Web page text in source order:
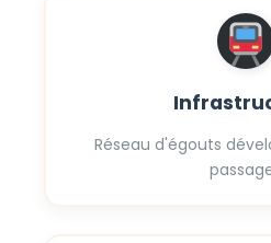
Réseau d'égouts